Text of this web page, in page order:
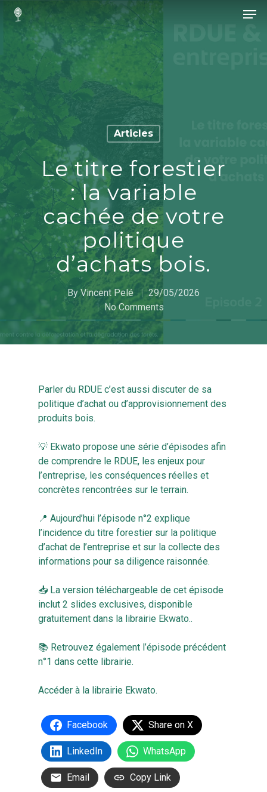
Hit enter to search or ESC to close
Articles
Le titre forestier
: la variable
cachée de votre
politique
d’achats bois.
By Vincent Pelé
29/05/2026
No Comments
Parler du RDUE c’est aussi discuter de sa
politique d’achat ou d’approvisionnement des
produits bois.
💡 Ekwato propose une série d’épisodes afin
de comprendre le RDUE, les enjeux pour
l’entreprise, les conséquences réelles et
concrètes rencontrées sur le terrain.
📍 Aujourd’hui l’épisode n°2 explique
l’incidence du titre forestier sur la politique
d’achat de l’entreprise et sur la collecte des
informations pour sa diligence raisonnée.
📥 La version téléchargeable de cet épisode
inclut 2 slides exclusives, disponible
gratuitement dans la librairie Ekwato..
📚 Retrouvez également l’épisode précédent
n°1 dans cette librairie.
Accéder à la librairie Ekwato.
Facebook Share on X
LinkedIn WhatsApp
Email Copy Link